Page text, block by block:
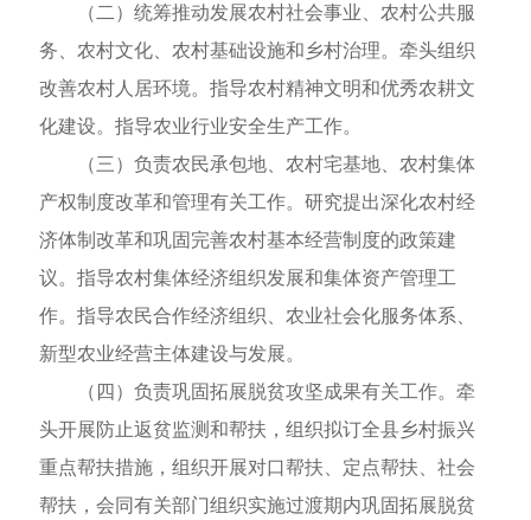
（二）统筹推动发展农村社会事业、农村公共服
务、农村文化、农村基础设施和乡村治理。牵头组织
改善农村人居环境。指导农村精神文明和优秀农耕文
化建设。指导农业行业安全生产工作。
（三）负责农民承包地、农村宅基地、农村集体
产权制度改革和管理有关工作。研究提出深化农村经
济体制改革和巩固完善农村基本经营制度的政策建
议。指导农村集体经济组织发展和集体资产管理工
作。指导农民合作经济组织、农业社会化服务体系、
新型农业经营主体建设与发展。
（四）负责巩固拓展脱贫攻坚成果有关工作。牵
头开展防止返贫监测和帮扶，组织拟订全县乡村振兴
重点帮扶措施，组织开展对口帮扶、定点帮扶、社会
帮扶，会同有关部门组织实施过渡期内巩固拓展脱贫